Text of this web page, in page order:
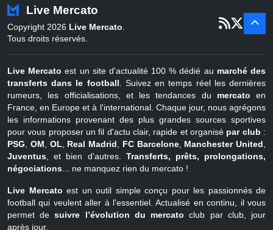
Belgique
juil - 31
Live Mercato
Copyright 2026 Live Mercato
Tous droits réservés.
Live Mercato est un site d'actualité 100 % dédié au marché des
transferts dans le football . Suivez en temps réel les dernières
rumeurs, les officialisations, et les tendances du mercato en
France, en Europe et à l'international. Chaque jour, nous agrégons
les informations provenant des plus grandes sources sportives
pour vous proposer un fil d'actu clair, rapide et organisé par club :
PSG
OM OL Real Madrid FC Barcelone, Manchester United
Juventus , et bien d'autres. Transferts, prêts, prolongations,
négociations ... ne manquez rien du mercato !
Live Mercato est un outil simple conçu pour les passionnés de
football qui veulent aller à l'essentiel. Actualisé en continu, il vous
permet desuivre l’évolution du mercato club par club, jour
après jour.